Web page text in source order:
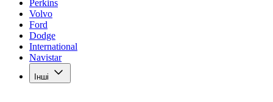
Perkins
Volvo
Ford
Dodge
International
Navistar
Інші